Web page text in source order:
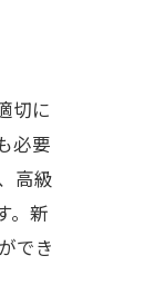
切に
必要
高級
。新
でき